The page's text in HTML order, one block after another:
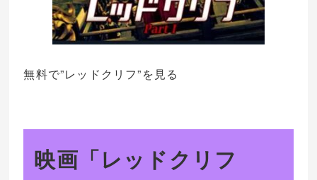
無料で”レッドクリフ”を見る
映画「レッドクリフ